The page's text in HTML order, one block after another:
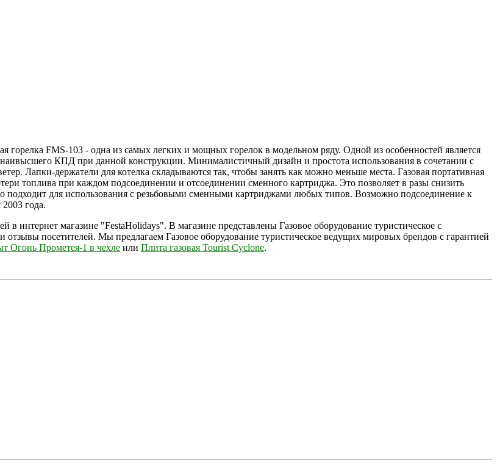
горелка FMS-103 - одна из самых легких и мощных горелок в модельном ряду. Одной из особенностей является
КПД при данной конструкции. Минималистичный дизайн и простота использования в сочетании с
Лапки-держатели для котелка складываются так, чтобы занять как можно меньше места. Газовая портативная
топлива при каждом подсоединении и отсоединении сменного картриджа. Это позволяет в разы снизить
подходит для использования с резьбовыми сменными картриджами любых типов. Возможно подсоединение к
года.
в интернет магазине "FestaHolidays". В магазине представлены Газовое оборудование туристическое с
посетителей. Мы предлагаем Газовое оборудование туристическое ведущих мировых брендов с гарантией
Огонь Прометея-1 в чехле или Плита газовая Tourist Cyclone.